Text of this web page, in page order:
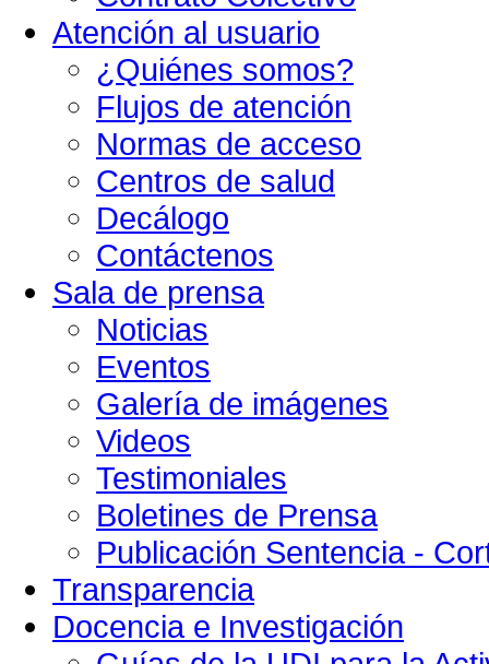
Atención al usuario
¿Quiénes somos?
Flujos de atención
Normas de acceso
Centros de salud
Decálogo
Contáctenos
Sala de prensa
Noticias
Eventos
Galería de imágenes
Videos
Testimoniales
Boletines de Prensa
Publicación Sentencia -
Transparencia
Docencia e Investigación